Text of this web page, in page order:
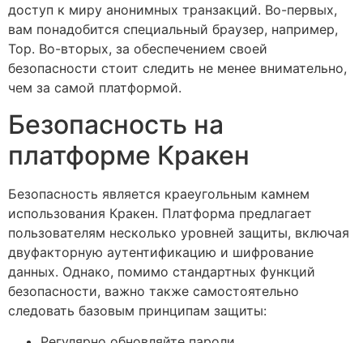
доступ к миру анонимных транзакций. Во-первых,
вам понадобится специальный браузер, например,
Тор. Во-вторых, за обеспечением своей
безопасности стоит следить не менее внимательно,
чем за самой платформой.
Безопасность на
платформе Кракен
Безопасность является краеугольным камнем
использования Кракен. Платформа предлагает
пользователям несколько уровней защиты, включая
двуфакторную аутентификацию и шифрование
данных. Однако, помимо стандартных функций
безопасности, важно также самостоятельно
следовать базовым принципам защиты: